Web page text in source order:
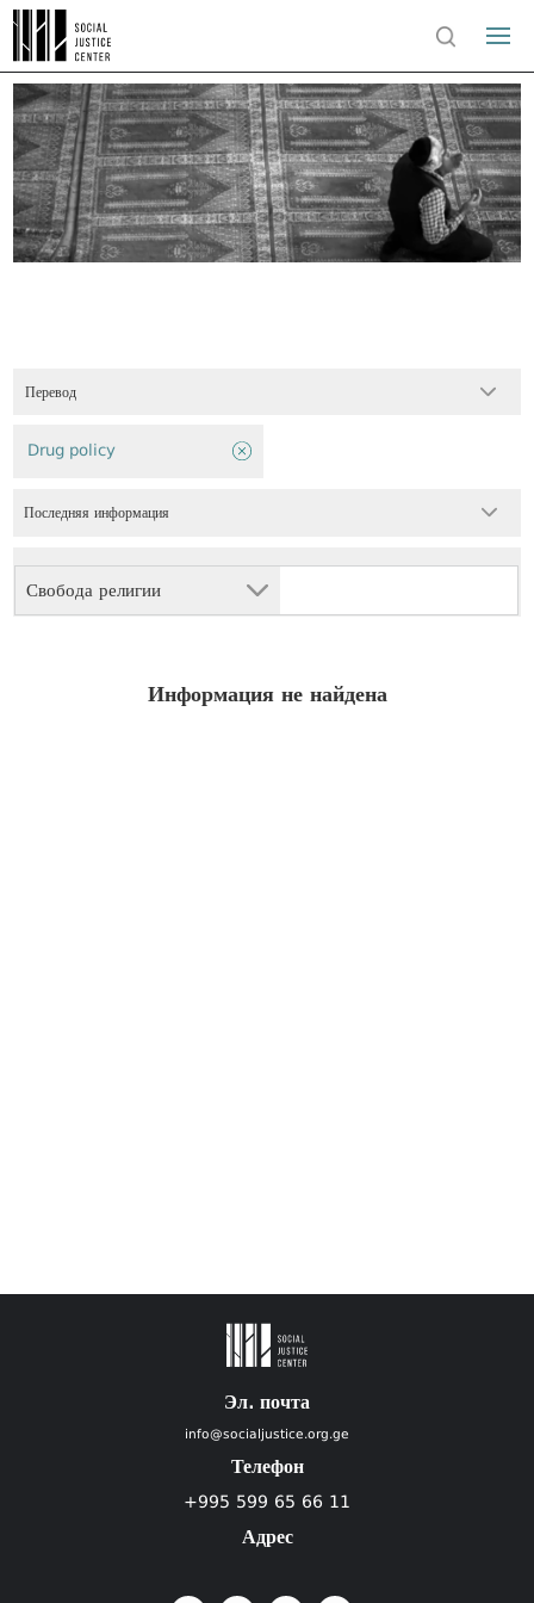
Перевод
Свобода религии
Drug policy
Последняя информация
Информация не найдена
Эл. почта
info@socialjustice.org.ge
Телефон
+995 599 65 66 11
Адрес